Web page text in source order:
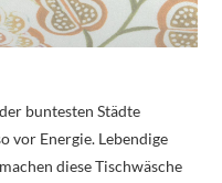
buntesten Städte
vor Energie. Lebendige
diese Tischwäsche